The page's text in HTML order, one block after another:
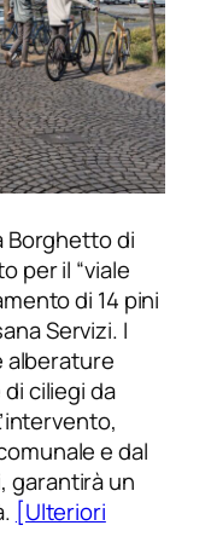
Borghetto di
per il “viale
di 14 pini
Servizi. I
alberature
ciliegi da
e dal
garantirà un
[Ulteriori